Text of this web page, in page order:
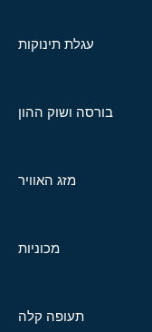
עגלת תינוקות
בורסה ושוק ההון
מזג האוויר
מכוניות
תעופה קלה